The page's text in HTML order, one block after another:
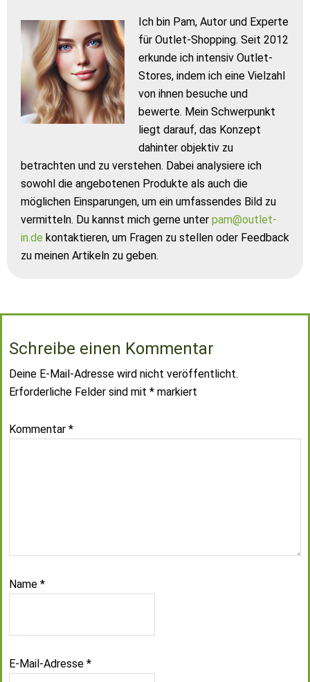
Ich bin Pam, Autor und Experte
für Outlet-Shopping. Seit 2012
erkunde ich intensiv Outlet-
Stores, indem ich eine Vielzahl
von ihnen besuche und
bewerte. Mein Schwerpunkt
liegt darauf, das Konzept
dahinter objektiv zu
betrachten und zu verstehen. Dabei analysiere ich
sowohl die angebotenen Produkte als auch die
möglichen Einsparungen, um ein umfassendes Bild zu
vermitteln. Du kannst mich gerne unter pam@outlet-
in.de kontaktieren, um Fragen zu stellen oder Feedback
zu meinen Artikeln zu geben.
Schreibe einen Kommentar
Deine E-Mail-Adresse wird nicht veröffentlicht.
Erforderliche Felder sind mit * markiert
Kommentar *
Name *
E-Mail-Adresse *